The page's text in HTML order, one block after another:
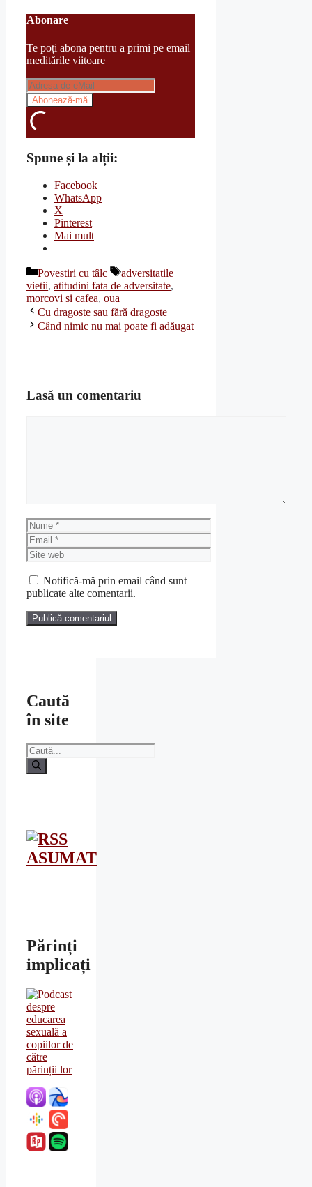
Abonare
Te poți abona pentru a primi pe email
meditările viitoare
Spune și la alții:
Facebook
WhatsApp
X
Pinterest
Mai mult
Categorii
Povestiri cu tâlc Etichete
adversitatile
vietii, atitudini fata de adversitate,
morcovi si cafea, oua
Cu dragoste sau fără dragoste
Când nimic nu mai poate fi adăugat
Lasă un comentariu
Nume
Email
Site
web
Notifică-mă prin email când sunt
publicate alte comentarii.
Caută
în site
Caută
după:
ASUMAT
Părinți
implicați